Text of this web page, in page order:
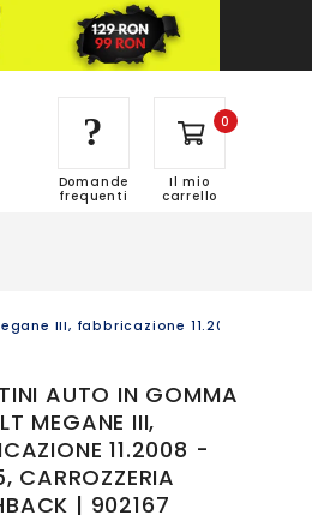
0
Il mio
carrello
?
Domande
frequenti
III, fabbricazione 11.2008 -
AUTO IN GOMMA
MEGANE III,
11.2008 -
CARROZZERIA
| 902167